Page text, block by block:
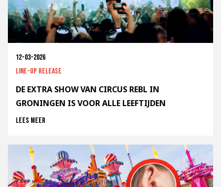
12-03-2026
Line-up release
DE EXTRA SHOW VAN CIRCUS REBL IN
GRONINGEN IS VOOR ALLE LEEFTIJDEN
Lees meer